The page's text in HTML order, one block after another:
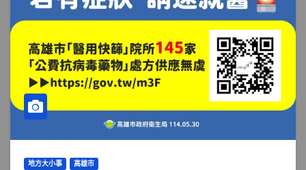
地方大小事 高雄市